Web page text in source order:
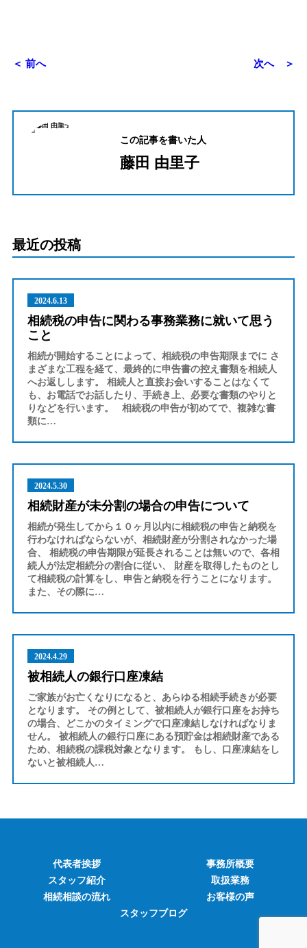
＜ 前へ 次へ ＞
この記事を書いた人
藤田 由里子
最近の投稿
2024.6.13
相続税の申告に関わる事務業務に就いて思う
こと
相続が開始することによって、相続税の申告期限までに さ
まざまな工程を経て、最終的に申告書の控え書類を相続人
へお返しします。 相続人と直接お会いすることはなくて
も、お電話でお話したり、手続き上、必要な書類のやりと
りなどを行います。 相続税の申告が初めてで、複雑な書
類に…
2024.5.30
相続財産が未分割の場合の申告について
相続が発生してから１０ヶ月以内に相続税の申告と納税を
行わなければならないが、相続財産が分割されなかった場
合、 相続税の申告期限が延長されることは無いので、各相
続人が法定相続分の割合に従い、 財産を取得したものとし
て相続税の計算をし、申告と納税を行うことになります。
また、その際に…
2024.4.29
被相続人の銀行口座凍結
ご家族がお亡くなりになると、あらゆる相続手続きが必要
となります。 その例として、被相続人が銀行口座をお持ち
の場合、どこかのタイミングで口座凍結しなければなりま
せん。 被相続人の銀行口座にある預貯金は相続財産である
ため、相続税の課税対象となります。 もし、口座凍結をし
ないと被相続人…
代表者挨拶
事務所概要
スタッフ紹介
取扱業務
相続相談の流れ
お客様の声
スタッフブログ